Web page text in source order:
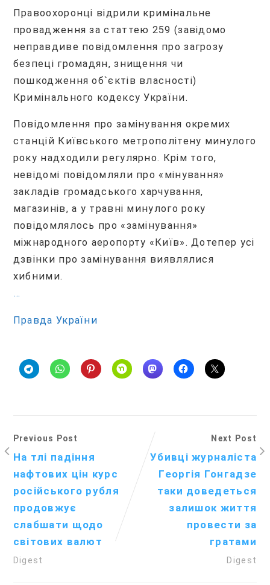
Правоохоронці відрили кримінальне
провадження за статтею 259 (завідомо
неправдиве повідомлення про загрозу
безпеці громадян, знищення чи
пошкодження об`єктів власності)
Кримінального кодексу України.
Повідомлення про замінування окремих
станцій Київського метрополітену минулого
року надходили регулярно. Крім того,
невідомі повідомляли про «мінування»
закладів громадського харчування,
магазинів, а у травні минулого року
повідомлялось про «замінування»
міжнародного аеропорту «Київ». Дотепер усі
дзвінки про замінування виявлялися
хибними.
…
Правда України
Previous Post
На тлі падіння
нафтових цін курс
російського рубля
продовжує
слабшати щодо
світових валют
Digest
Next Post
Убивці журналіста
Георгія Гонгадзе
таки доведеться
залишок життя
провести за
гратами
Digest